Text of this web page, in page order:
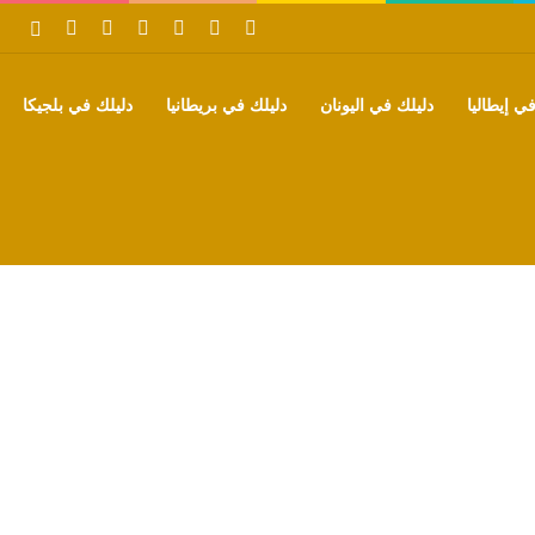
فيسبوك بينتيريست‫YouTube
تيلقرام واتساب
إيطاليا دليلك في اليونان دليلك في بريطانيا دليلك في بلجيكا